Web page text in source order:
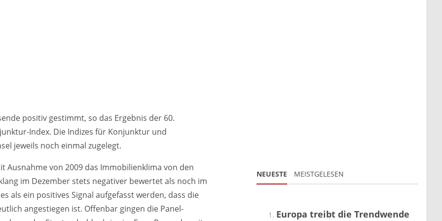
positiv gestimmt, so das Ergebnis der 60.
Index. Die Indizes für Konjunktur und
jeweils noch einmal zugelegt.
Ausnahme von 2009 das Immobilienklima von den
im Dezember stets negativer bewertet als noch im
als ein positives Signal aufgefasst werden, dass die
angestiegen ist. Offenbar gingen die Panel-
NEUESTE MEISTGELESEN
Europa treibt die Trendwende